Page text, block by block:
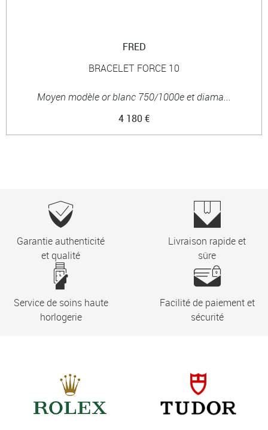
FRED
BRACELET FORCE 10
Moyen modèle or blanc 750/1000e et diama...
4 180 €
Garantie authenticité
et qualité
Livraison rapide et
sûre
Service de soins haute
horlogerie
Facilité de paiement et
sécurité